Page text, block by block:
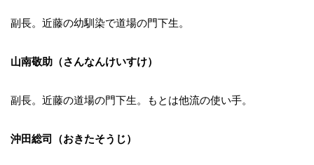
副長。近藤の幼馴染で道場の門下生。
山南敬助（さんなんけいすけ）
副長。近藤の道場の門下生。もとは他流の使い手。
沖田総司（おきたそうじ）